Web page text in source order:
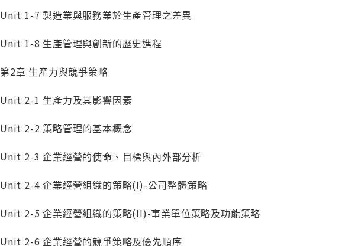
Unit 1-7 製造業與服務業於生產管理之差異
Unit 1-8 生產管理與創新的歷史進程
第2章 生產力與競爭策略
Unit 2-1 生產力及其影響因素
Unit 2-2 策略管理的基本概念
Unit 2-3 企業經營的使命、目標與內外部分析
Unit 2-4 企業經營組織的策略(I)-公司整體策略
Unit 2-5 企業經營組織的策略(II)-事業單位策略及功能策略
Unit 2-6 企業經營的競爭策略及優先順序